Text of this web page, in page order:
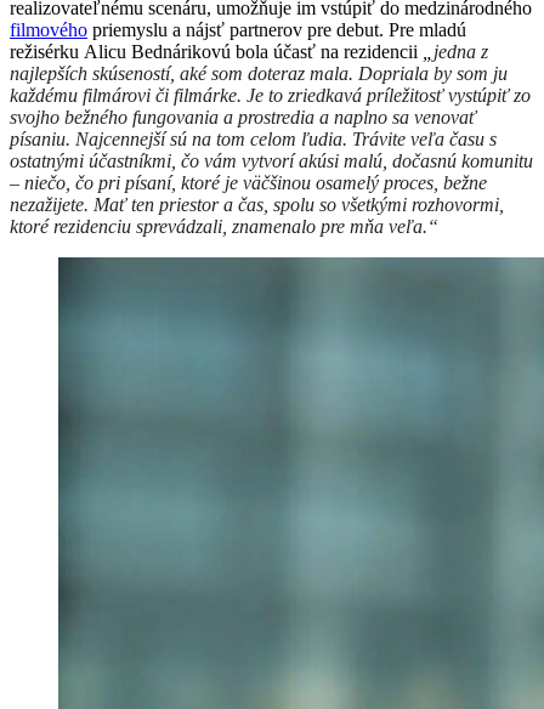
realizovateľnému scenáru, umožňuje im vstúpiť do medzinárodného
filmového priemyslu a nájsť partnerov pre debut. Pre mladú
režisérku Alicu Bednárikovú bola účasť na rezidencii
jedna z
najlepších skúseností, aké som doteraz mala. Dopriala by som ju
každému filmárovi či filmárke. Je to zriedkavá príležitosť vystúpiť zo
svojho bežného fungovania a prostredia a naplno sa venovať
písaniu. Najcennejší sú na tom celom ľudia. Trávite veľa času s
ostatnými účastníkmi, čo vám vytvorí akúsi malú, dočasnú komunitu
– niečo, čo pri písaní, ktoré je väčšinou osamelý proces, bežne
nezažijete. Mať ten priestor a čas, spolu so všetkými rozhovormi,
ktoré rezidenciu sprevádzali, znamenalo pre mňa veľa.“